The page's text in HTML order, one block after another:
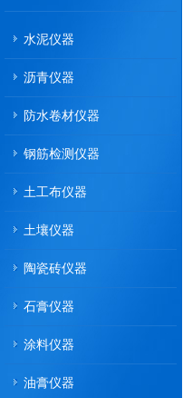
水泥仪器
沥青仪器
防水卷材仪器
钢筋检测仪器
土工布仪器
土壤仪器
陶瓷砖仪器
石膏仪器
涂料仪器
油膏仪器